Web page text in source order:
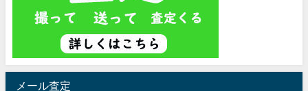
メール査定